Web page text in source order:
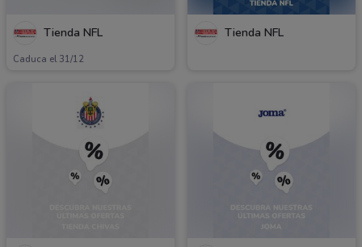
Tienda NFL
Caduca el 31/12
Tienda NFL